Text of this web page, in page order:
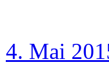
4. Mai